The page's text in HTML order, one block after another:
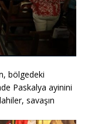
bölgedeki
Paskalya ayinini
savaşın